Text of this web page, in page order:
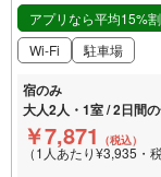
アプリなら平均15%
Wi-Fi
駐車場
宿のみ
大人2人・1室 / 2日間
￥7,871 （税込）
（1人あたり¥3,935・税